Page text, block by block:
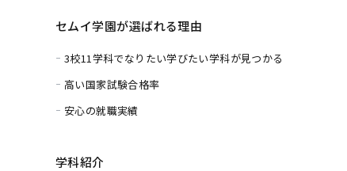
セムイ学園が選ばれる理由
3校11学科でなりたい学びたい学科が見つかる
高い国家試験合格率
安心の就職実績
学科紹介